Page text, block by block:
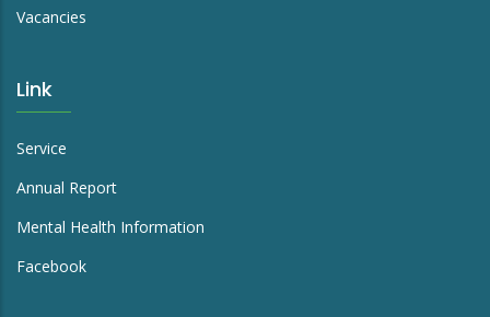
Vacancies
Link
Service
Annual Report
Mental Health Information
Facebook